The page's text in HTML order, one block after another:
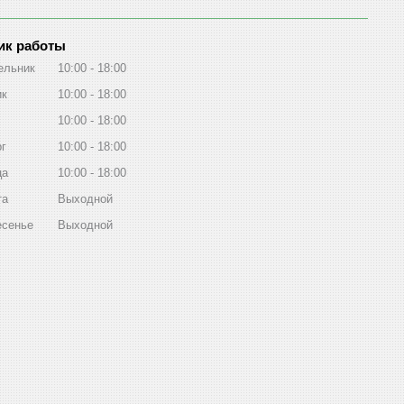
работы
10:00
18:00
10:00
18:00
10:00
18:00
10:00
18:00
10:00
18:00
Выходной
Выходной